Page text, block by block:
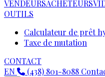
VENDEURSACHETEURS
OUTILS
Calculateur de prêt
Taxe de mutation
CONTACT
EN
(438) 801-8088